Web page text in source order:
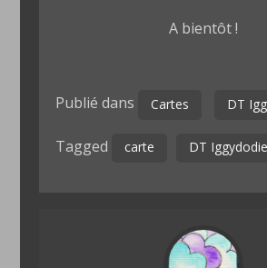
A bientôt !
Publié dans Cartes DT
Tagged carte DT Iggydodie